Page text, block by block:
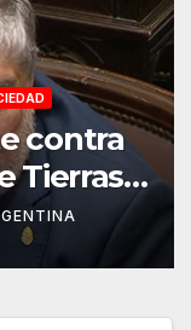
contra
Tierras: